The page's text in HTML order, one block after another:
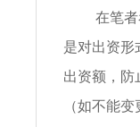
在笔
是对出资形
出资额，防
（如不能